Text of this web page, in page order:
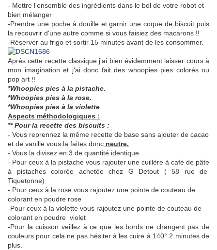
- Mettre l'ensemble des ingrédients dans le bol de votre robot et
bien mélanger
-Prendre une poche à douille et garnir une coque de biscuit puis
la recouvrir d'une autre comme si vous faisiez des macarons !!
-Réserver au frigo et sortir 15 minutes avant de les consommer.
Aprés cette recette classique j'ai bien évidemment laisser cours à
mon imagination et j'ai donc fait des whoopies pies colorés ou
pop art !!
*Whoopies pies à la pistache.
*Whoopies pies à la rose.
*Whoopies pies à la violette
Aspects méthodologiques :
** Pour la recette des biscuits :
- Vous reprennez la même recette de base sans ajouter de cacao
et de vanille vous la faites donc neutre.
- Vous la divisez en 3 de quantité identique.
- Pour ceux à la pistache vous rajouter une cuillère à café de pâte
à pistaches colorée achetée chez G Detout ( 58 rue de
Tiquetonne)
- Pour ceux à la rose vous rajoutez une pointe de couteau de
colorant en poudre rose
-Pour ceux à la violette vous rajoutez une pointe de couteau de
colorant en poudre violet
-Pour la cuisson veillez à ce que les bords ne changent pas de
couleurs pour cela ne pas hésiter à les cuire à 140° 2 minutes de
plus.